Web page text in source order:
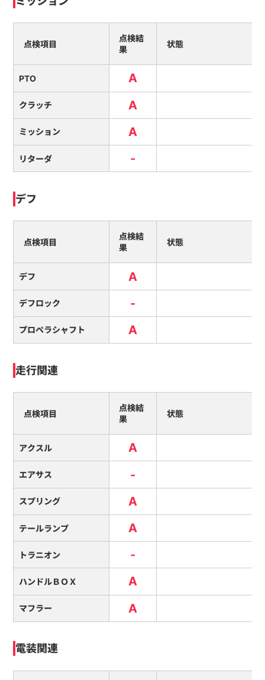
点検項目
点検結
果
状態
PTO A
クラッチ A
ミッション A
リターダ -
デフ
点検項目
点検結
果
状態
デフ A
デフロック -
プロペラシャフト A
走行関連
点検項目
点検結
果
状態
アクスル A
エアサス -
スプリング A
テールランプ A
トラニオン -
ハンドルＢＯＸ A
マフラー A
電装関連